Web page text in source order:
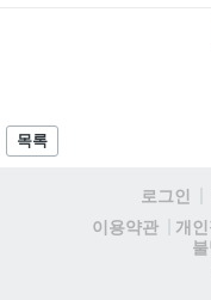
목록
로그인
이용약관
개